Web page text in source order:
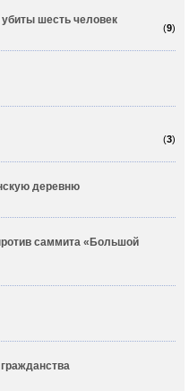
(9)
шесть человек
(3)
деревню
саммита «Большой